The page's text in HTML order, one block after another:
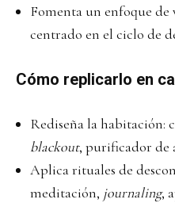
Fomenta un enfoque de
centrado en el ciclo de
Cómo replicarlo en
Rediseña la habitación:
blackout, purificador de
Aplica rituales de
meditación, journaling,